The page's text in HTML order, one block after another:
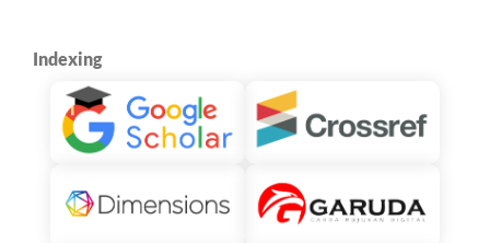
Indexing